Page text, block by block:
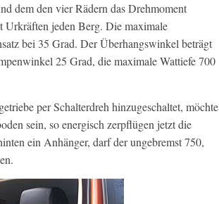
dem den vier Rädern das Drehmoment
Urkräften jeden Berg. Die maximale
bei 35 Grad. Der Überhangswinkel beträgt
25 Grad, die maximale Wattiefe 700
per Schalterdreh hinzugeschaltet, möchte
sein, so energisch zerpflügen jetzt die
ein Anhänger, darf der ungebremst 750,